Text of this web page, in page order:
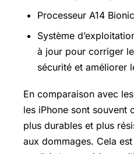
Processeur A14
Système
à jour pour corriger
sécurité et améliorer
En comparaison avec
les iPhone sont souvent
plus durables et plus
aux dommages. Cela